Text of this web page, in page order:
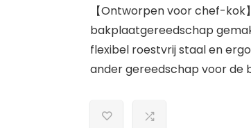
【Ontworpen voor chef-
bakplaatgereedschap
flexibel roestvrij staal en
ander gereedschap voor de